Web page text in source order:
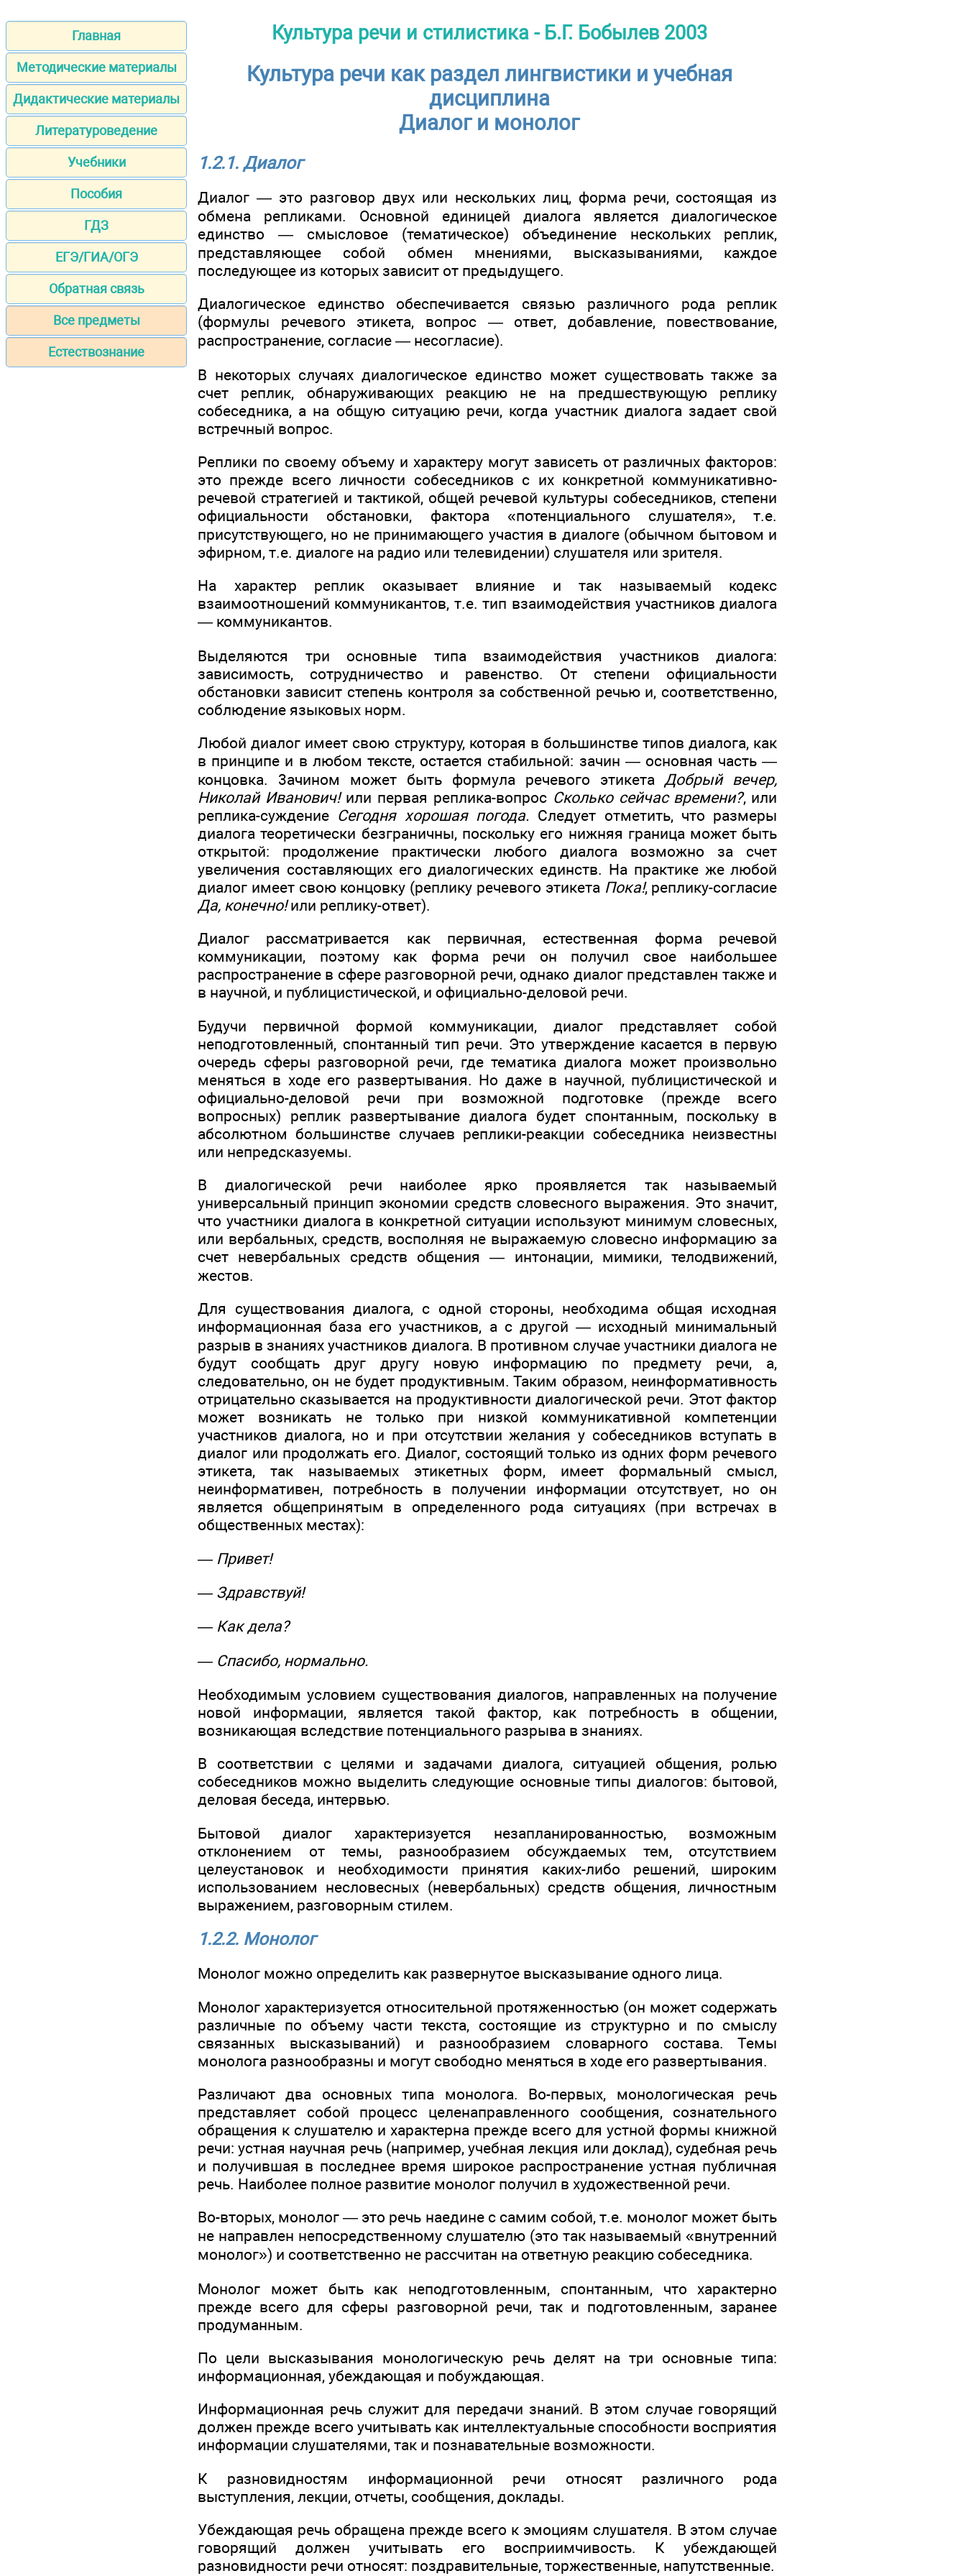
Главная
Методические материалы
Дидактические материалы
Литературоведение
Учебники
Пособия
ГДЗ
ЕГЭ/ГИА/ОГЭ
Обратная связь
Все предметы
Естествознание
Культура речи и стилистика - Б.Г. Бобылев 2003
Культура речи как раздел лингвистики и учебная
дисциплина
Диалог и монолог
1.2.1. Диалог
Диалог — это разговор двух или нескольких лиц, форма речи, состоящая из
обмена репликами. Основной единицей диалога является диалогическое
единство — смысловое (тематическое) объединение нескольких реплик,
представляющее собой обмен мнениями, высказываниями, каждое
последующее из которых зависит от предыдущего.
Диалогическое единство обеспечивается связью различного рода реплик
(формулы речевого этикета, вопрос — ответ, добавление, повествование,
распространение, согласие — несогласие).
В некоторых случаях диалогическое единство может существовать также за
счет реплик, обнаруживающих реакцию не на предшествующую реплику
собеседника, а на общую ситуацию речи, когда участник диалога задает свой
встречный вопрос.
Реплики по своему объему и характеру могут зависеть от различных факторов:
это прежде всего личности собеседников с их конкретной коммуникативно-
речевой стратегией и тактикой, общей речевой культуры собеседников, степени
официальности обстановки, фактора «потенциального слушателя», т.е.
присутствующего, но не принимающего участия в диалоге (обычном бытовом и
эфирном, т.е. диалоге на радио или телевидении) слушателя или зрителя.
На характер реплик оказывает влияние и так называемый кодекс
взаимоотношений коммуникантов, т.е. тип взаимодействия участников диалога
— коммуникантов.
Выделяются три основные типа взаимодействия участников диалога:
зависимость, сотрудничество и равенство. От степени официальности
обстановки зависит степень контроля за собственной речью и, соответственно,
соблюдение языковых норм.
Любой диалог имеет свою структуру, которая в большинстве типов диалога, как
в принципе и в любом тексте, остается стабильной: зачин — основная часть —
концовка. 3ачином может быть формула речевого этикетаДобрый вечер,
Николай Иванович!или первая реплика-вопрос Сколько сейчас времени?, или
реплика-суждение Сегодня хорошая погода. Следует отметить, что размеры
диалога теоретически безграничны, поскольку его нижняя граница может быть
открытой: продолжение практически любого диалога возможно за счет
увеличения составляющих его диалогических единств. На практике же любой
диалог имеет свою концовку (реплику речевого этикета Пока!, реплику-согласие
Да, конечно!или реплику-ответ).
Диалог рассматривается как первичная, естественная форма речевой
коммуникации, поэтому как форма речи он получил свое наибольшее
распространение в сфере разговорной речи, однако диалог представлен также и
в научной, и публицистической, и официально-деловой речи.
Будучи первичной формой коммуникации, диалог представляет собой
неподготовленный, спонтанный тип речи. Это утверждение касается в первую
очередь сферы разговорной речи, где тематика диалога может произвольно
меняться в ходе его развертывания. Но даже в научной, публицистической и
официально-деловой речи при возможной подготовке (прежде всего
вопросных) реплик развертывание диалога будет спонтанным, поскольку в
абсолютном большинстве случаев реплики-реакции собеседника неизвестны
или непредсказуемы.
В диалогической речи наиболее ярко проявляется так называемый
универсальный принцип экономии средств словесного выражения. Это значит,
что участники диалога в конкретной ситуации используют минимум словесных,
или вербальных, средств, восполняя не выражаемую словесно информацию за
счет невербальных средств общения — интонации, мимики, телодвижений,
жестов.
Для существования диалога, с одной стороны, необходима общая исходная
информационная база его участников, а с другой — исходный минимальный
разрыв в знаниях участников диалога. В противном случае участники диалога не
будут сообщать друг другу новую информацию по предмету речи, а,
следовательно, он не будет продуктивным. Таким образом, неинформативность
отрицательно сказывается на продуктивности диалогической речи. Этот фактор
может возникать не только при низкой коммуникативной компетенции
участников диалога, но и при отсутствии желания у собеседников вступать в
диалог или продолжать его. Диалог, состоящий только из одних форм речевого
этикета, так называемых этикетных форм, имеет формальный смысл,
неинформативен, потребность в получении информации отсутствует, но он
является общепринятым в определенного рода ситуациях (при встречах в
общественных местах):
— Привет!
— Здравствуй!
— Как дела?
— Спасибо, нормально.
Необходимым условием существования диалогов, направленных на получение
новой информации, является такой фактор, как потребность в общении,
возникающая вследствие потенциального разрыва в знаниях.
В соответствии с целями и задачами диалога, ситуацией общения, ролью
собеседников можно выделить следующие основные типы диалогов: бытовой,
деловая беседа, интервью.
Бытовой диалог характеризуется незапланированностью, возможным
отклонением от темы, разнообразием обсуждаемых тем, отсутствием
целеустановок и необходимости принятия каких-либо решений, широким
использованием несловесных (невербальных) средств общения, личностным
выражением, разговорным стилем.
1.2.2. Монолог
Монолог можно определить как развернутое высказывание одного лица.
Монолог характеризуется относительной протяженностью (он может содержать
различные по объему части текста, состоящие из структурно и по смыслу
связанных высказываний) и разнообразием словарного состава. Темы
монолога разнообразны и могут свободно меняться в ходе его развертывания.
Различают два основных типа монолога. Во-первых, монологическая речь
представляет собой процесс целенаправленного сообщения, сознательного
обращения к слушателю и характерна прежде всего для устной формы книжной
речи: устная научная речь (например, учебная лекция или доклад), судебная речь
и получившая в последнее время широкое распространение устная публичная
речь. Наиболее полное развитие монолог получил в художественной речи.
Во-вторых, монолог — это речь наедине с самим собой, т.е. монолог может быть
не направлен непосредственному слушателю (это так называемый «внутренний
монолог») и соответственно не рассчитан на ответную реакцию собеседника.
Монолог может быть как неподготовленным, спонтанным, что характерно
прежде всего для сферы разговорной речи, так и подготовленным, заранее
продуманным.
По цели высказывания монологическую речь делят на три основные типа:
информационная, убеждающая и побуждающая.
Информационная речь служит для передачи знаний. В этом случае говорящий
должен прежде всего учитывать как интеллектуальные способности восприятия
информации слушателями, так и познавательные возможности.
К разновидностям информационной речи относят различного рода
выступления, лекции, отчеты, сообщения, доклады.
Убеждающая речь обращена прежде всего к эмоциям слушателя. В этом случае
говорящий должен учитывать его восприимчивость. К убеждающей
разновидности речи относят: поздравительные, торжественные, напутственные.